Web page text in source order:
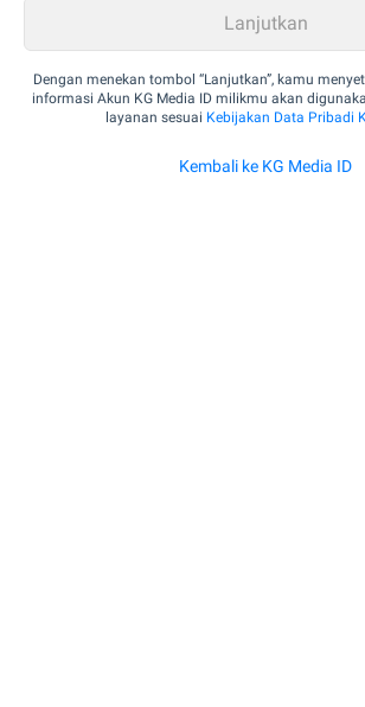
Dengan menekan tombol “Lanjutkan”, kamu
informasi Akun KG Media ID milikmu akan
layanan sesuai Kebijakan Data Pribadi
Kembali ke KG Media ID